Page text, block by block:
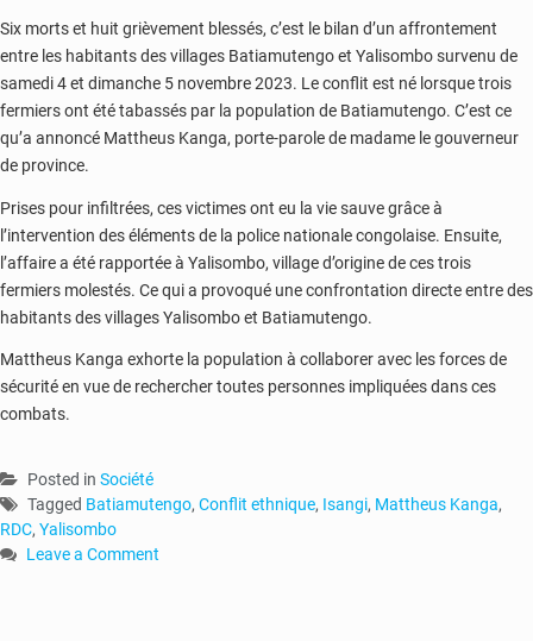
Six morts et huit grièvement blessés, c’est le bilan d’un affrontement
entre les habitants des villages Batiamutengo et Yalisombo survenu de
samedi 4 et dimanche 5 novembre 2023. Le conflit est né lorsque trois
fermiers ont été tabassés par la population de Batiamutengo. C’est ce
qu’a annoncé Mattheus Kanga, porte-parole de madame le gouverneur
de province.
Prises pour infiltrées, ces victimes ont eu la vie sauve grâce à
l’intervention des éléments de la police nationale congolaise. Ensuite,
l’affaire a été rapportée à Yalisombo, village d’origine de ces trois
fermiers molestés. Ce qui a provoqué une confrontation directe entre des
habitants des villages Yalisombo et Batiamutengo.
Mattheus Kanga exhorte la population à collaborer avec les forces de
sécurité en vue de rechercher toutes personnes impliquées dans ces
combats.
Posted in Société
Tagged Batiamutengo, Conflit ethnique, Isangi, Mattheus Kanga,
RDC, Yalisombo
Leave a Comment